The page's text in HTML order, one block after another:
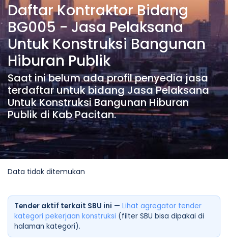
Daftar Kontraktor Bidang
BG005 - Jasa Pelaksana
Untuk Konstruksi Bangunan
Hiburan Publik
Saat ini belum ada profil penyedia jasa
terdaftar untuk bidang Jasa Pelaksana
Untuk Konstruksi Bangunan Hiburan
Publik di Kab Pacitan.
Data tidak ditemukan
Tender aktif terkait SBU ini — Lihat agregator tender
kategori pekerjaan konstruksi (filter SBU bisa dipakai di
halaman kategori).